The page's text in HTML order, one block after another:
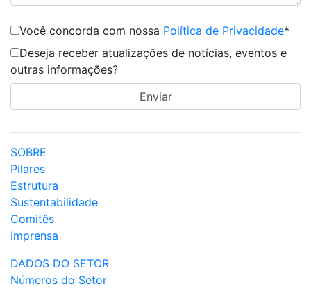
Você concorda com nossa Política de Privacidade*
Deseja receber atualizações de notícias, eventos e
outras informações?
SOBRE
Pilares
Estrutura
Sustentabilidade
Comitês
Imprensa
DADOS DO SETOR
Números do Setor